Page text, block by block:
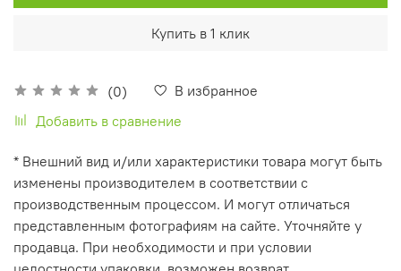
(0)
В избранное
Добавить в сравнение
Купить в 1 клик
* Внешний вид и/или характеристики товара могут быть
изменены производителем в соответствии с
производственным процессом. И могут отличаться
представленным фотографиям на сайте. Уточняйте у
продавца. При необходимости и при условии